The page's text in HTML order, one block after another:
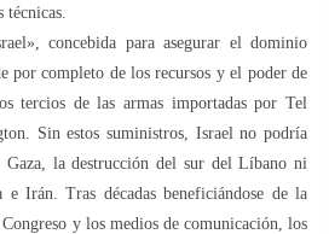
técnicas.
concebida para asegurar el dominio
por completo de los recursos y el poder de
tercios de las armas importadas por Tel
Sin estos suministros, Israel no podría
Gaza, la destrucción del sur del Líbano ni
e Irán. Tras décadas beneficiándose de la
y los medios de comunicación, los